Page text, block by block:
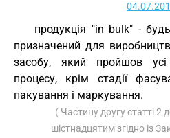
продукція "in bulk" -
призначений для
засобу, який пройшов усі
процесу, крім стадії
пакування і маркування.
( Частину другу статті
шістнадцятим згідно із